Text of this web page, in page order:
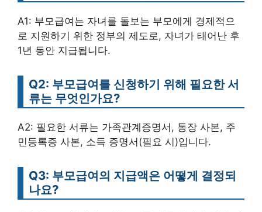
A1: 부모급여는 자녀를 돌보는 부모에게 경제적으
로 지원하기 위한 정부의 제도로, 자녀가 태어난 후
1년 동안 지급됩니다.
Q2: 부모급여를 신청하기 위해 필요한 서
류는 무엇인가요?
A2: 필요한 서류는 가족관계증명서, 통장 사본, 주
민등록증 사본, 소득 증명서(필요 시)입니다.
Q3: 부모급여의 지급액은 어떻게 결정되
나요?